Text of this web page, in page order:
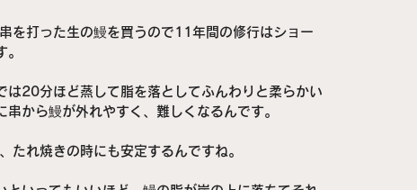
を打った生の鰻を買うので11年間の修行はショー
は20分ほど蒸して脂を落としてふんわりと柔らかい
から鰻が外れやすく、難しくなるんです。
たれ焼きの時にも安定するんですね。